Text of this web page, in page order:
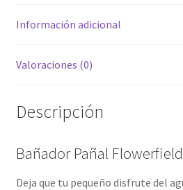
Información adicional
Valoraciones (0)
Descripción
Bañador Pañal Flowerfield
Deja que tu pequeño disfrute del